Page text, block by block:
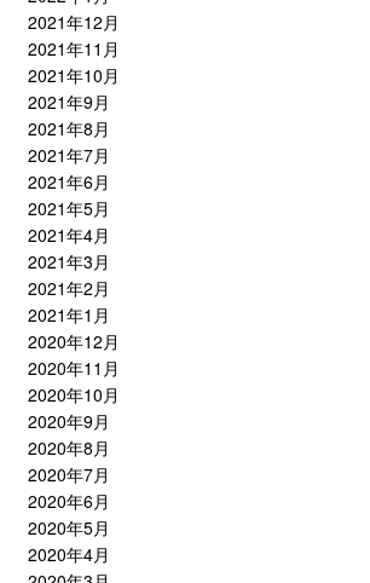
2021年12月
2021年11月
2021年10月
2021年9月
2021年8月
2021年7月
2021年6月
2021年5月
2021年4月
2021年3月
2021年2月
2021年1月
2020年12月
2020年11月
2020年10月
2020年9月
2020年8月
2020年7月
2020年6月
2020年5月
2020年4月